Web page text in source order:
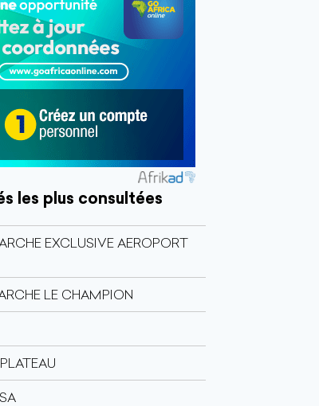
les plus consultées
EXCLUSIVE AEROPORT
LE CHAMPION